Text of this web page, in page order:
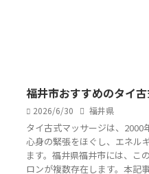
福井市おすすめのタイ
2026/6/30 福井県
タイ古式マッサージは、2000
心身の緊張をほぐし、エネル
ます。福井県福井市には、こ
ロンが複数存在します。本記